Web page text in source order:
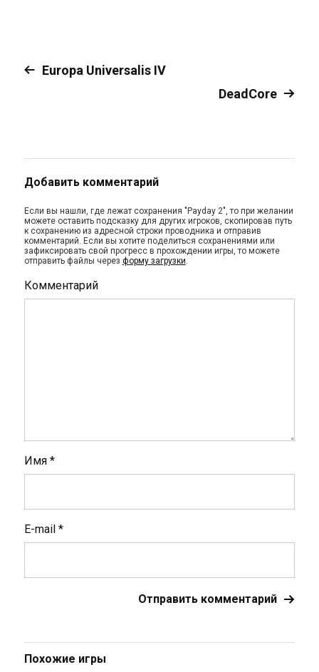
Europa Universalis IV
DeadCore
Добавить комментарий
Если вы нашли, где лежат сохранения "Payday 2", то при желании
можете оставить подсказку для других игроков, скопировав путь
к сохранению из адресной строки проводника и отправив
комментарий. Если вы хотите поделиться сохранениями или
зафиксировать свой прогресс в прохождении игры, то можете
отправить файлы через форму загрузки.
Комментарий
Имя *
E-mail *
Похожие игры